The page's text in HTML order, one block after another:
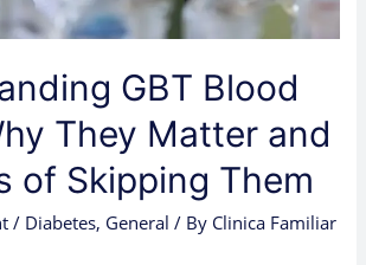
GBT Blood
They Matter and
of Skipping Them
/ Diabetes, General / By Clinica Familiar